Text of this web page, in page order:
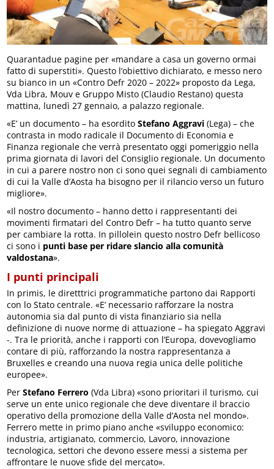
Quarantadue pagine per «mandare a casa un governo ormai
fatto di superstiti». Questo l’obiettivo dichiarato, e messo nero
su bianco in un «Contro Defr 2020 – 2022» proposto da Lega,
Vda Libra, Mouv e Gruppo Misto (Claudio Restano) questa
mattina, lunedì 27 gennaio, a palazzo regionale.
«E’ un documento – ha esorditoStefano Aggravi (Lega) – che
contrasta in modo radicale il Documento di Economia e
Finanza regionale che verrà presentato oggi pomeriggio nella
prima giornata di lavori del Consiglio regionale. Un documento
in cui a parere nostro non ci sono quei segnali di cambiamento
di cui la Valle d’Aosta ha bisogno per il rilancio verso un futuro
migliore».
«Il nostro documento – hanno detto i rappresentanti dei
movimenti firmatari del Contro Defr – ha tutto quanto serve
per cambiare la rotta. In pillolein questo nostro Defr bellicoso
ci sono i punti base per ridare slancio alla comunità
valdostana».
I punti principali
In primis, le diretttrici programmatiche partono dai Rapporti
con lo Stato centrale. «E’ necessario rafforzare la nostra
autonomia sia dal punto di vista finanziario sia nella
definizione di nuove norme di attuazione – ha spiegato Aggravi
-. Tra le priorità, anche i rapporti con l’Europa, dovevogliamo
contare di più, rafforzando la nostra rappresentanza a
Bruxelles e creando una nuova regia unica delle politiche
europee».
PerStefano Ferrero(Vda Libra) «sono prioritari il turismo, cui
serve un ente unico regionale che deve diventare il braccio
operativo della promozione della Valle d’Aosta nel mondo».
Ferrero mette in primo piano anche «sviluppo economico:
industria, artigianato, commercio, Lavoro, innovazione
tecnologica, settori che devono essere messi a sistema per
affrontare le nuove sfide del mercato».